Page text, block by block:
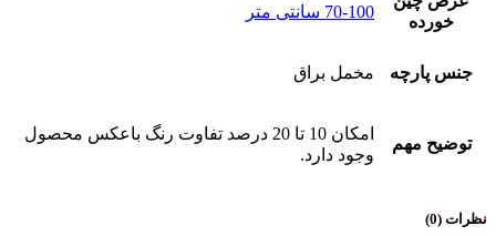
70-100 سانتی متر
مخمل براق
امکان 10 تا 20 درصد تفاوت رنگ باعکس محصول
وجود دارد.